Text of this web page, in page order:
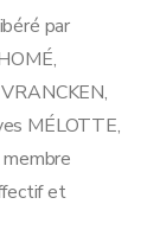
par
MÉLOTTE,
et